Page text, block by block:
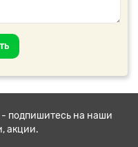
- подпишитесь на наши
акции.